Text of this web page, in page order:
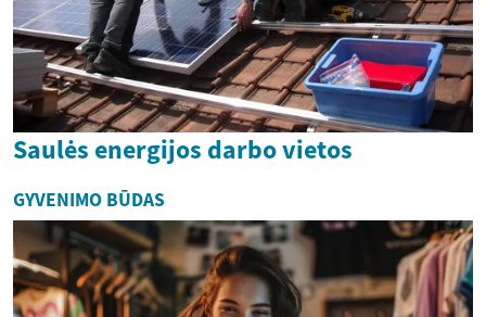
Saulės energijos darbo vietos
GYVENIMO BŪDAS